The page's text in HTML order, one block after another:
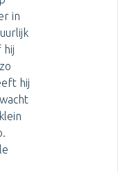
in
hij
hij